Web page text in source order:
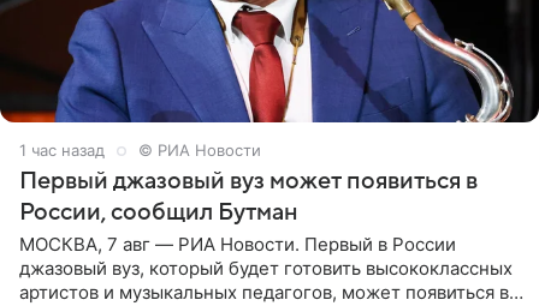
1 час назад © РИА Новости
Первый джазовый вуз может появиться в
России, сообщил Бутман
МОСКВА, 7 авг — РИА Новости. Первый в России
джазовый вуз, который будет готовить высококлассных
артистов и музыкальных педагогов, может появиться в